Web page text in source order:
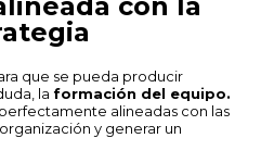
que se pueda producir
la formación del equipo.
alineadas con las
y generar un